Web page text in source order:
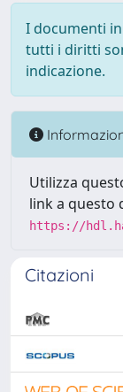
I documenti
tutti i diritti
indicazione.
Utilizza
link a questo
https://
Citazioni